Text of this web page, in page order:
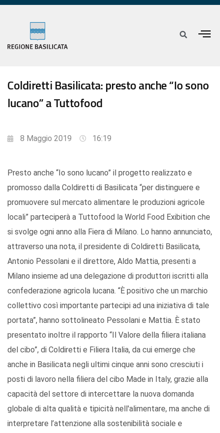
Coldiretti Basilicata: presto anche “Io sono
lucano” a Tuttofood
8 Maggio 2019 16:19
Presto anche “Io sono lucano” il progetto realizzato e
promosso dalla Coldiretti di Basilicata “per distinguere e
promuovere sul mercato alimentare le produzioni agricole
locali” parteciperà a Tuttofood la World Food Exibition che
si svolge ogni anno alla Fiera di Milano. Lo hanno annunciato,
attraverso una nota, il presidente di Coldiretti Basilicata,
Antonio Pessolani e il direttore, Aldo Mattia, presenti a
Milano insieme ad una delegazione di produttori iscritti alla
confederazione agricola lucana. “È positivo che un marchio
collettivo così importante partecipi ad una iniziativa di tale
portata”, hanno sottolineato Pessolani e Mattia. È stato
presentato inoltre il rapporto “Il Valore della filiera italiana
del cibo”, di Coldiretti e Filiera Italia, da cui emerge che
anche in Basilicata negli ultimi cinque anni sono cresciuti i
posti di lavoro nella filiera del cibo Made in Italy, grazie alla
capacità del settore di intercettare la nuova domanda
globale di alta qualità e tipicità nell'alimentare, ma anche di
interpretare l’attenzione alla sostenibilità sociale e